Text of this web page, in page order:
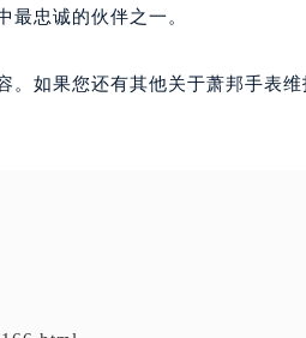
最忠诚的伙伴之一。
。如果您还有其他关于萧邦手表